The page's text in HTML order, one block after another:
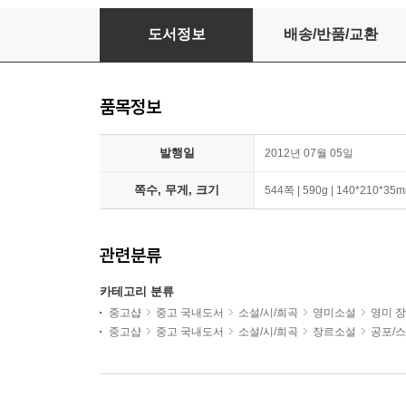
메이즈 러너
도서정보 배송/반품/교환
품목정보
발행일 2012년 07월 05일
쪽수, 무게, 크기 544쪽 | 590g |
관련분류
카테고리 분류
중고샵 중고 국내도서 소설/시/희곡 영미소설
영미
중고샵
중고 국내도서 소설/시/희곡 장르소설 공포/